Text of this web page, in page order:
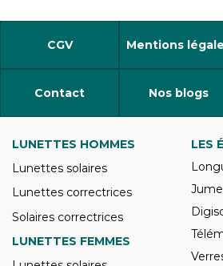
CGV Mentions
Contact Nos blogs
LUNETTES HOMMES
Lunettes solaires
Lunettes correctrices
Solaires correctrices
LUNETTES FEMMES
LES